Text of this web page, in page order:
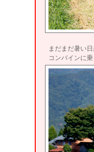
まだまだ暑い日
コンバインに乗